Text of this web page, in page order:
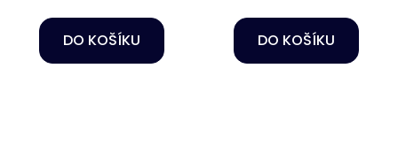
DO KOŠÍKU DO KOŠÍKU